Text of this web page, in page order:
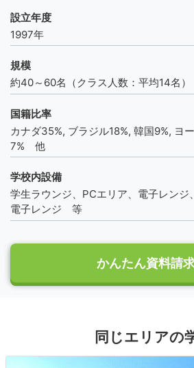
設立年度
1997年
規模
約40～60名（クラス人数：平均14名）
国籍比率
カナダ35%, ブラジル18%, 韓国9%, ヨ
7% 他
学校内設備
学生ラウンジ、PCエリア、電子レンジ
電子レンジ 等
かんたん資料請
同じエリアの